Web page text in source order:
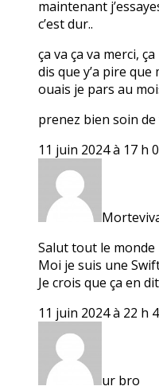
maintenant
c’est dur..
ça va ça va merci,
dis que y’a pire que
ouais je pars au
prenez bien soin de
11 juin 2024 à 17 h
Salut tout le monde
Moi je suis une
Je crois que ça en
11 juin 2024 à 22 h
ur bro